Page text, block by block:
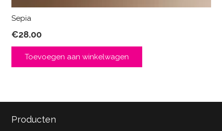
Sepia
€28.00
Toevoegen aan winkelwagen
Producten